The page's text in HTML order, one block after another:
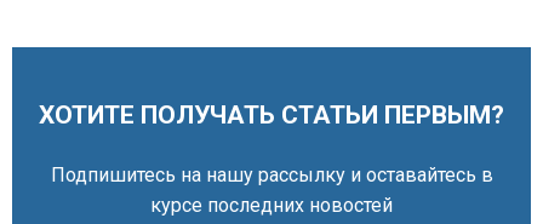
ХОТИТЕ ПОЛУЧАТЬ СТАТЬИ ПЕРВЫМ?
Подпишитесь на нашу рассылку и оставайтесь в
курсе последних новостей